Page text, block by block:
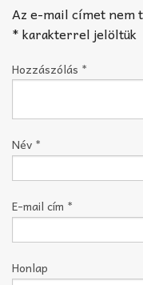
Az e-mail címet nem
*karakterrel jelöltük
Hozzászólás *
Név *
E-mail cím *
Honlap